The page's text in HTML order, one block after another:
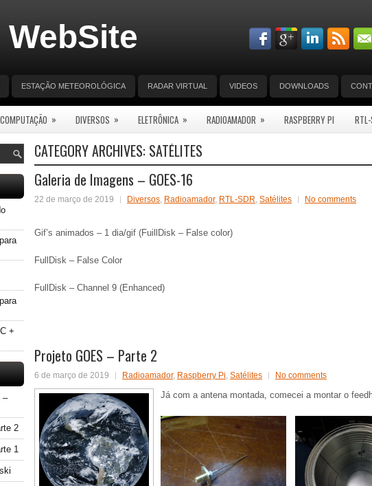
ESTAÇÃO METEOROLÓGICA RADAR VIRTUAL VIDEOS DOWNLOADS
COMPUTAÇÃO » DIVERSOS » ELETRÔNICA » RADIOAMADOR » RASPBERRY PI
CATEGORY ARCHIVES: SATÉLITES
Galeria de Imagens – GOES-16
22 de março de 2019 Diversos, Radioamador, RTL-SDR, Satélites No comments
Gif’s animados – 1 dia/gif (FuillDisk – False color)
FullDisk – False Color
FullDisk – Channel 9 (Enhanced)
Projeto GOES – Parte 2
6 de março de 2019 Radioamador, Raspberry Pi, Satélites No comments
Já com a antena montada, comecei a montar o
+
–
2
1